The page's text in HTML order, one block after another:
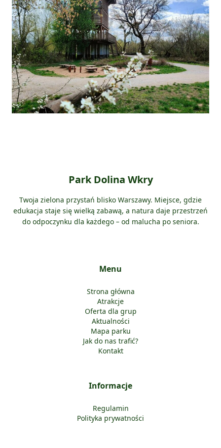
Park Dolina Wkry
Twoja zielona przystań blisko Warszawy. Miejsce, gdzie
edukacja staje się wielką zabawą, a natura daje przestrzeń
do odpoczynku dla każdego – od malucha po seniora.
Menu
Strona główna
Atrakcje
Oferta dla grup
Aktualności
Mapa parku
Jak do nas trafić?
Kontakt
Informacje
Regulamin
Polityka prywatności